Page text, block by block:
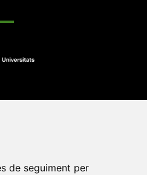
de seguiment per